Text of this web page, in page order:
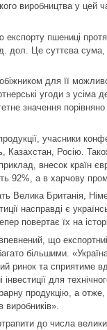
виробництва у цей
пшениці
дол. Це суттєва сума,
для її
угоди з усіма
значення
учасники
Казахстан, Росію.
внесок країн
92%, а в харчову
Велика Британія,
насправді є
повертає їх на
що експортний
більшими.
ринок та сприятиме
для
продукцію, а
до числа